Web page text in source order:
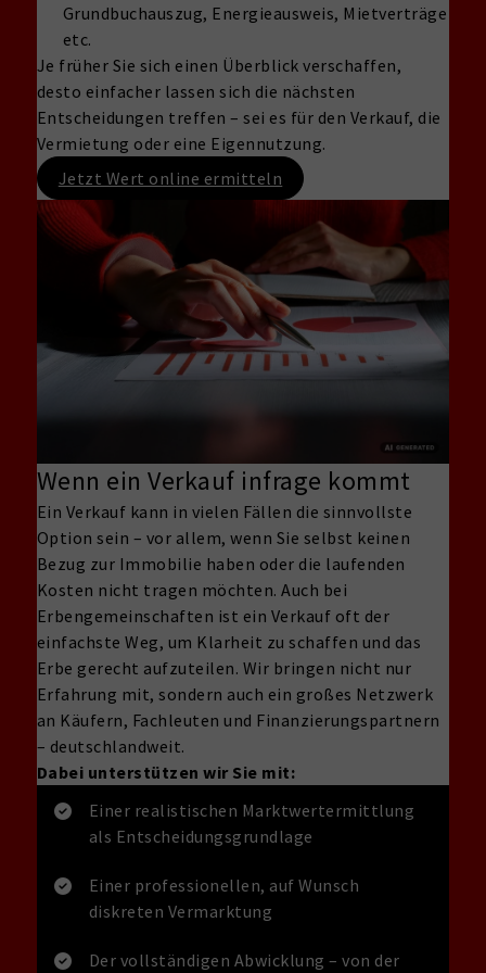
Grundbuchauszug, Energieausweis, Mietverträge
etc.
Je früher Sie sich einen Überblick verschaffen,
desto einfacher lassen sich die nächsten
Entscheidungen treffen – sei es für den Verkauf, die
Vermietung oder eine Eigennutzung.
Jetzt Wert online ermitteln
Wenn ein Verkauf infrage kommt
Ein Verkauf kann in vielen Fällen die sinnvollste
Option sein – vor allem, wenn Sie selbst keinen
Bezug zur Immobilie haben oder die laufenden
Kosten nicht tragen möchten. Auch bei
Erbengemeinschaften ist ein Verkauf oft der
einfachste Weg, um Klarheit zu schaffen und das
Erbe gerecht aufzuteilen. Wir bringen nicht nur
Erfahrung mit, sondern auch ein großes Netzwerk
an Käufern, Fachleuten und Finanzierungspartnern
– deutschlandweit.
Dabei unterstützen wir Sie mit:
Einer realistischen Marktwertermittlung
als Entscheidungsgrundlage
Einer professionellen, auf Wunsch
diskreten Vermarktung
Der vollständigen Abwicklung – von der